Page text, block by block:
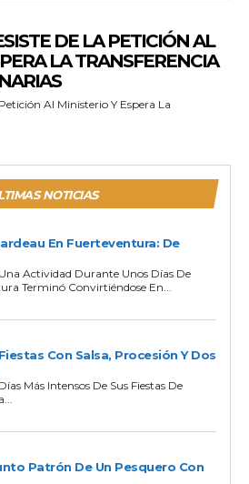
DE LA PETICIÓN AL
LA TRANSFERENCIA
Al Ministerio Y Espera La
NOTICIAS
En Fuerteventura: De
Actividad Durante Unos Días De
Terminó Convirtiéndose En...
Con Salsa, Procesión Y Dos
Más Intensos De Sus Fiestas De
Patrón De Un Pesquero Con